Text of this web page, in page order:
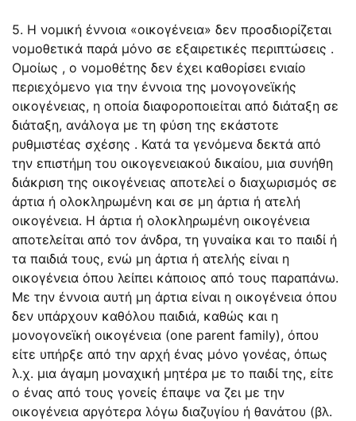
5. Η νομική έννοια «οικογένεια» δεν προσδιορίζεται
νομοθετικά παρά μόνο σε εξαιρετικές περιπτώσεις .
Ομοίως , ο νομοθέτης δεν έχει καθορίσει ενιαίο
περιεχόμενο για την έννοια της μονογονεϊκής
οικογένειας, η οποία διαφοροποιείται από διάταξη σε
διάταξη, ανάλογα με τη φύση της εκάστοτε
ρυθμιστέας σχέσης . Κατά τα γενόμενα δεκτά από
την επιστήμη του οικογενειακού δικαίου, μια συνήθη
διάκριση της οικογένειας αποτελεί ο διαχωρισμός σε
άρτια ή ολοκληρωμένη και σε μη άρτια ή ατελή
οικογένεια. Η άρτια ή ολοκληρωμένη οικογένεια
αποτελείται από τον άνδρα, τη γυναίκα και το παιδί ή
τα παιδιά τους, ενώ μη άρτια ή ατελής είναι η
οικογένεια όπου λείπει κάποιος από τους παραπάνω.
Με την έννοια αυτή μη άρτια είναι η οικογένεια όπου
δεν υπάρχουν καθόλου παιδιά, καθώς και η
μονογονεϊκή οικογένεια (one parent family), όπου
είτε υπήρξε από την αρχή ένας μόνο γονέας, όπως
λ.χ. μια άγαμη μοναχική μητέρα με το παιδί της, είτε
ο ένας από τους γονείς έπαψε να ζει με την
οικογένεια αργότερα λόγω διαζυγίου ή θανάτου (βλ.